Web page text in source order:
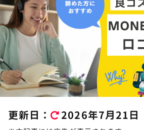
更新日： 2026年7月21日